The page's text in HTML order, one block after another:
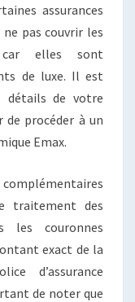
assurances
pas couvrir les
car elles sont
de luxe. Il est
détails de votre
de procéder à un
Emax.
complémentaires
traitement des
les couronnes
exact de la
d’assurance
de noter que